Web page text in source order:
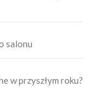
salonu
w przyszłym roku?